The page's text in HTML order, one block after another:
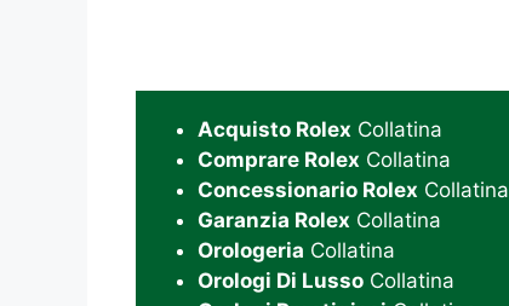
Acquisto Rolex Collatina
Comprare Rolex Collatina
Concessionario Rolex Collatina
Garanzia Rolex Collatina
Orologeria Collatina
Orologi Di Lusso Collatina